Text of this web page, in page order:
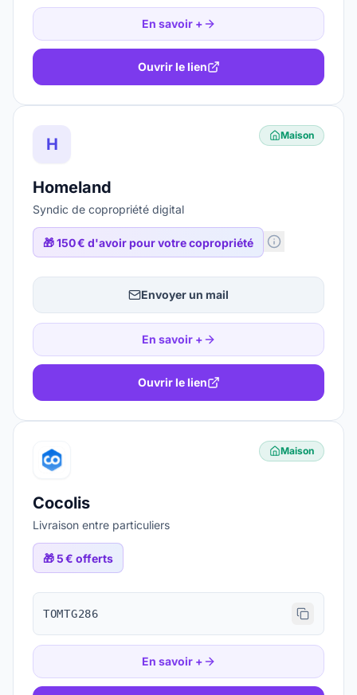
En savoir +
Ouvrir le lien
H Maison
Homeland
Syndic de copropriété digital
🎁150 € d'avoir pour votre copropriété
Envoyer un mail
En savoir +
Ouvrir le lien
Maison
Cocolis
Livraison entre particuliers
🎁5 € offerts
TOMTG286
En savoir +